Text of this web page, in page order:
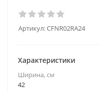
Артикул:CFNR02RA24
Характеристики
Ширина, см
42